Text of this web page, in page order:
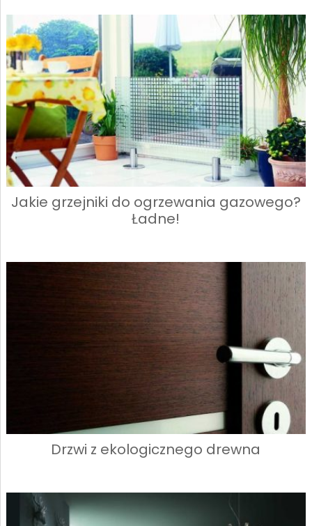
Jakie grzejniki do ogrzewania gazowego?
Ładne!
Drzwi z ekologicznego drewna